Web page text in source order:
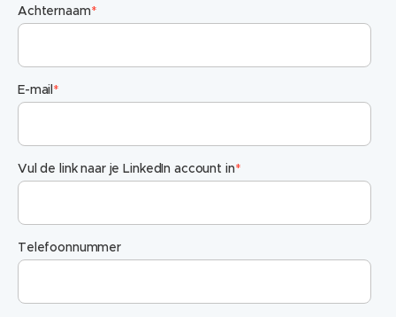
Achternaam*
E-mail *
Vul de link naar je LinkedIn account in*
Telefoonnummer